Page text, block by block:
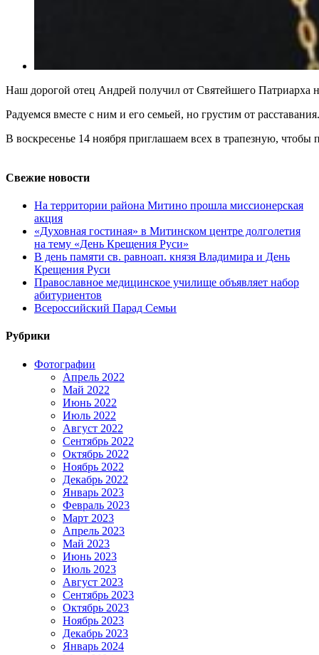
Наш дорогой отец Андрей получил от Святейшего Патриарха
Радуемся вместе с ним и его семьей, но грустим от
В воскресенье 14 ноября приглашаем всех в трапезную, чтобы
Свежие новости
На территории района Митино прошла миссионерская
акция
«Духовная гостиная» в Митинском центре долголетия
на тему «День Крещения Руси»
В день памяти св. равноап. князя Владимира и День
Крещения Руси
Православное медицинское училище объявляет набор
абитуриентов
Всероссийский Парад Семьи
Рубрики
Фотографии
Апрель 2022
Май 2022
Июнь 2022
Июль 2022
Август 2022
Сентябрь 2022
Октябрь 2022
Ноябрь 2022
Декабрь 2022
Январь 2023
Февраль 2023
Март 2023
Апрель 2023
Май 2023
Июнь 2023
Июль 2023
Август 2023
Сентябрь 2023
Октябрь 2023
Ноябрь 2023
Декабрь 2023
Январь 2024